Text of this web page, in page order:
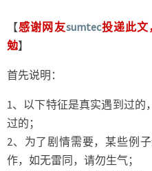
【感谢网友sumtec投递此文
勉】
首先说明：
1、以下特征是真实遇到过的
过的；
2、为了剧情需要，某些例
作，如无雷同，请勿生气；